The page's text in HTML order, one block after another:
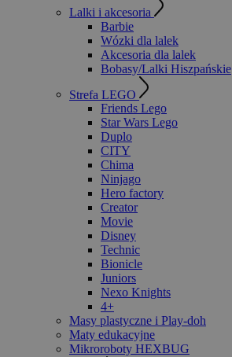
Lalki i akcesoria
Barbie
Wózki dla lalek
Akcesoria dla lalek
Bobasy/Lalki Hiszpańskie
Strefa LEGO
Friends Lego
Star Wars Lego
Duplo
CITY
Chima
Ninjago
Hero factory
Creator
Movie
Disney
Technic
Bionicle
Juniors
Nexo Knights
4+
Masy plastyczne i Play-doh
Maty edukacyjne
Mikroroboty HEXBUG